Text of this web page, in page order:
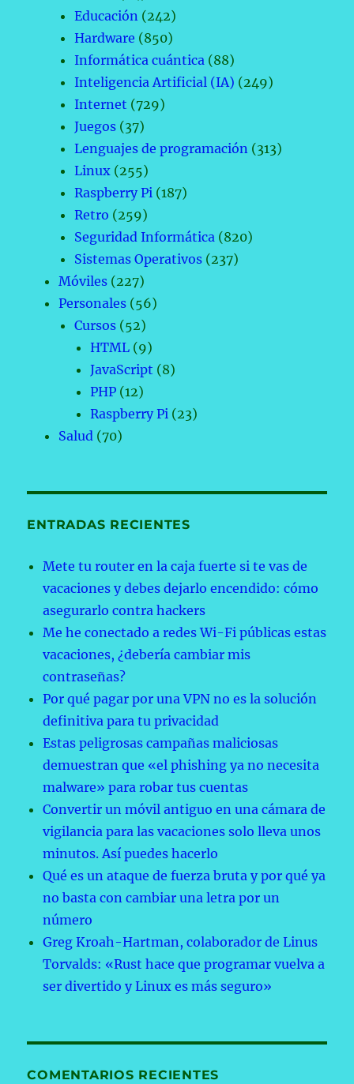
Educación (242)
Hardware (850)
Informática cuántica (88)
Inteligencia Artificial (IA) (249)
Internet (729)
Juegos (37)
Lenguajes de programación (313)
Linux (255)
Raspberry Pi (187)
Retro (259)
Seguridad Informática (820)
Sistemas Operativos (237)
Móviles (227)
Personales (56)
Cursos (52)
HTML (9)
JavaScript (8)
PHP (12)
Raspberry Pi (23)
Salud (70)
ENTRADAS RECIENTES
Mete tu router en la caja fuerte si te vas de
vacaciones y debes dejarlo encendido: cómo
asegurarlo contra hackers
Me he conectado a redes Wi-Fi públicas estas
vacaciones, ¿debería cambiar mis
contraseñas?
Por qué pagar por una VPN no es la solución
definitiva para tu privacidad
Estas peligrosas campañas maliciosas
demuestran que «el phishing ya no necesita
malware» para robar tus cuentas
Convertir un móvil antiguo en una cámara de
vigilancia para las vacaciones solo lleva unos
minutos. Así puedes hacerlo
Qué es un ataque de fuerza bruta y por qué ya
no basta con cambiar una letra por un
número
Greg Kroah-Hartman, colaborador de Linus
Torvalds: «Rust hace que programar vuelva a
ser divertido y Linux es más seguro»
COMENTARIOS RECIENTES